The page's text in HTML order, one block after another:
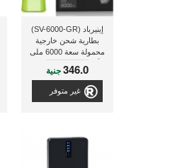
إينيرباد (SV-6000-GR)
بطارية شحن خارجية
محمولة سعة 6000 ملى
أمبير و مُؤثثة و مُزينة
بواسطة شواروفسكي
346.0جنية
غير متوفر